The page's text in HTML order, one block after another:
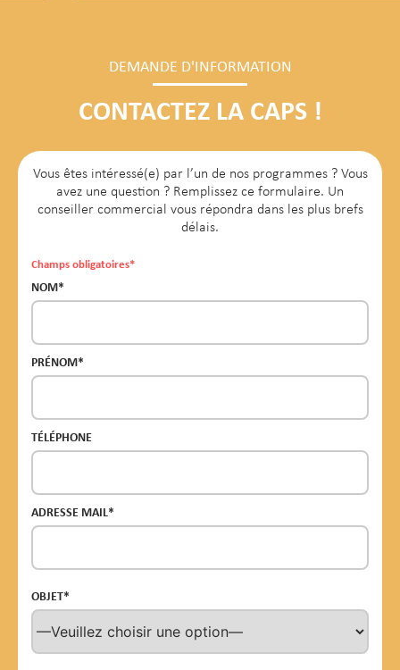
DEMANDE D'INFORMATION
CONTACTEZ LA CAPS !
Vous êtes intéressé(e) par l’un de nos programmes ? Vous
avez une question ? Remplissez ce formulaire. Un
conseiller commercial vous répondra dans les plus brefs
délais.
Champs obligatoires*
NOM*
PRÉNOM*
TÉLÉPHONE
ADRESSE MAIL*
OBJET*